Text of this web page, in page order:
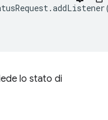
.addListener
lo stato di